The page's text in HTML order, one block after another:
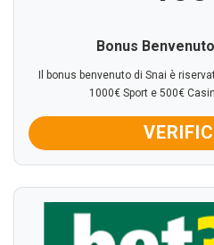
Bonus
Il bonus benvenuto di Snai è
1000€ Sport e 500€